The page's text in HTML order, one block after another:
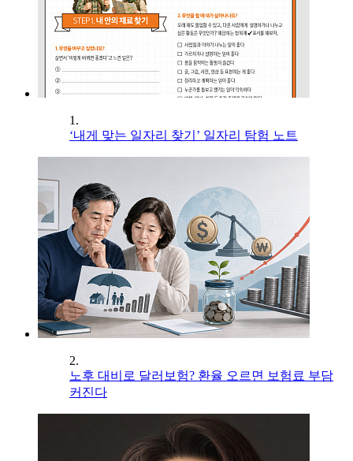
1.
‘내게 맞는 일자리 찾기’ 일자리 탐험 노트
2.
노후 대비로 달러보험? 환율 오르면 보험료 부담
커진다